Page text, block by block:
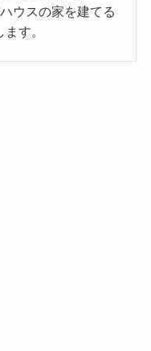
ウスの家を建てる
す。